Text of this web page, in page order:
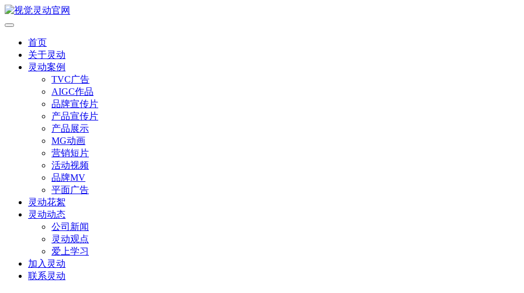
首页
关于灵动
灵动案例
TVC广告
AIGC作品
品牌宣传片
产品宣传片
产品展示
MG动画
营销短片
活动视频
品牌MV
平面广告
灵动花絮
灵动动态
公司新闻
灵动观点
爱上学习
加入灵动
联系灵动